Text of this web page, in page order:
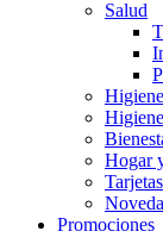
Salud
Hogar
Promociones